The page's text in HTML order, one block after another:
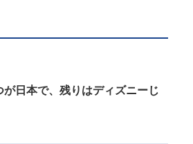
が日本で、残りはディズニーじ